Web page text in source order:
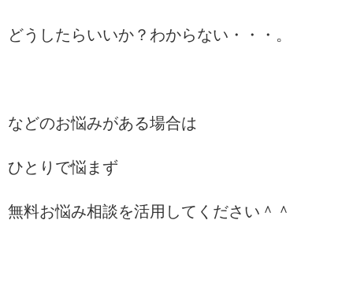
どうしたらいいか？わからない・・・。
などのお悩みがある場合は
ひとりで悩まず
無料お悩み相談を活用してください＾＾